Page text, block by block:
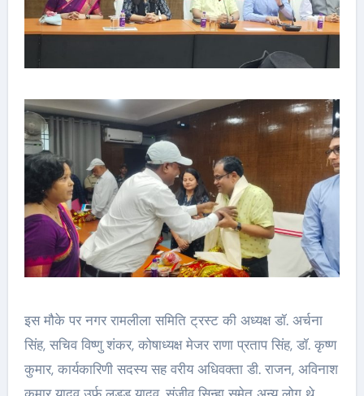
इस मौके पर नगर रामलीला समिति ट्रस्ट की अध्यक्ष डॉ. अर्चना
सिंह, सचिव विष्णु शंकर, कोषाध्यक्ष मेजर राणा प्रताप सिंह, डॉ. कृष्ण
कुमार, कार्यकारिणी सदस्य सह वरीय अधिवक्ता डी. राजन, अविनाश